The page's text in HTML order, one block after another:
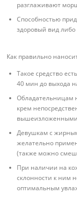
разглаживают
Способностью
здоровый вид либо
Как правильно
Такое средство
40 мин до выхода
Обладательницам
крем
Девушкам с
желательно
(также можно
При наличии на
склонности к ним
оптимальным